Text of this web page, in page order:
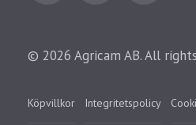
© 2026 Agricam AB. All
Köpvillkor Integritetspolicy